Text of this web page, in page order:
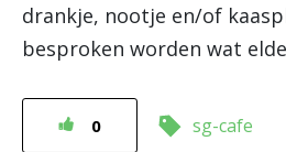
drankje, nootje en/of
besproken worden wat
0 sg-cafe